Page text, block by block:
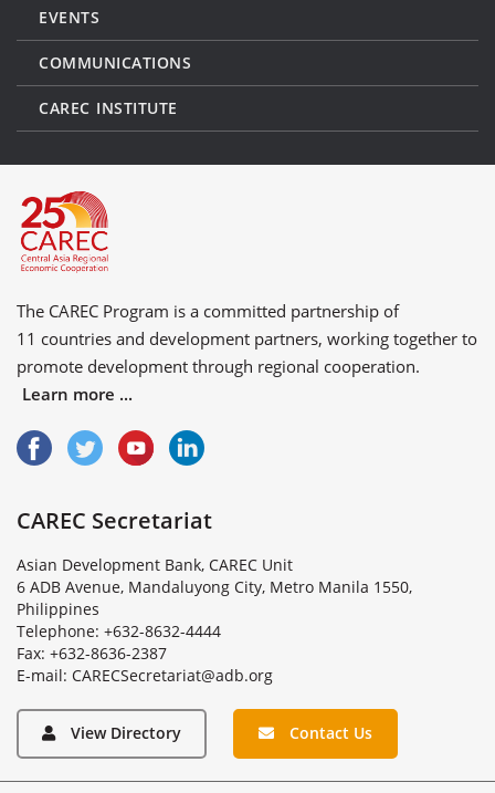
EVENTS
COMMUNICATIONS
CAREC INSTITUTE
The CAREC Program is a committed partnership of
11 countries and development partners, working together to
promote development through regional cooperation.
Learn more ...
CAREC Secretariat
Asian Development Bank, CAREC Unit
6 ADB Avenue, Mandaluyong City, Metro Manila 1550,
Philippines
Telephone: +632-8632-4444
Fax: +632-8636-2387
E-mail: CARECSecretariat@adb.org
View Directory Contact Us